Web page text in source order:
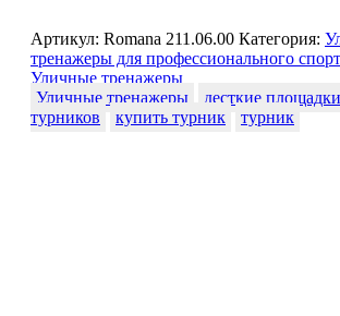
Артикул: Romana 211.06.00 Категория:
тренажеры для профессионального
Уличные тренажеры
Уличные тренажеры
десткие площадки
турников
купить турник турник